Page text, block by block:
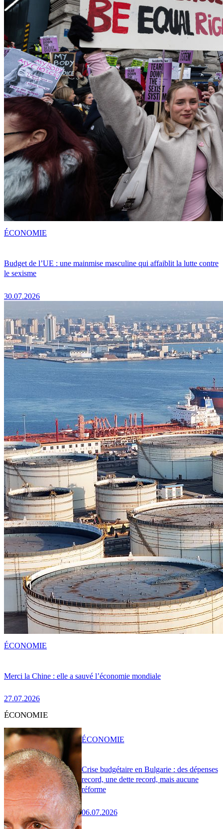
Budget de l’UE : une mainmise masculine qui affaiblit la lutte contre
le sexisme
30.07.2026
ÉCONOMIE
Merci la Chine : elle a sauvé l’économie mondiale
27.07.2026
ÉCONOMIE
ÉCONOMIE
Crise budgétaire en Bulgarie : des dépenses
record, une dette record, mais aucune
réforme
06.07.2026
ÉCONOMIE